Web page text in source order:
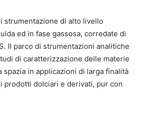
strumentazione di alto livello
ed in fase gassosa, corredate di
Il parco di strumentazioni analitiche
di caratterizzazione delle materie
in applicazioni di larga finalità
dolciari e derivati, pur con